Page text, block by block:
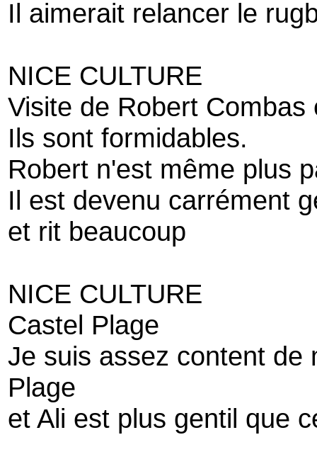
Il aimerait relancer le
NICE CULTURE
Visite de Robert
Ils sont formidables.
Robert n'est même plus
Il est devenu carrément
et rit beaucoup
NICE CULTURE
Castel Plage
Je suis assez content de
Plage
et Ali est plus gentil que